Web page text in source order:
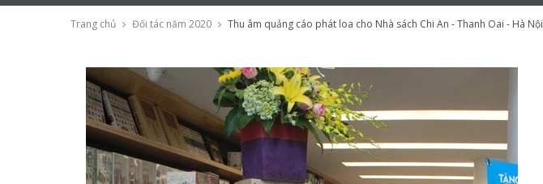
Trang chủ Đối tác năm 2020 Thu âm quảng cáo phát loa cho Nhà sách Chi An - Thanh Oai - Hà Nội